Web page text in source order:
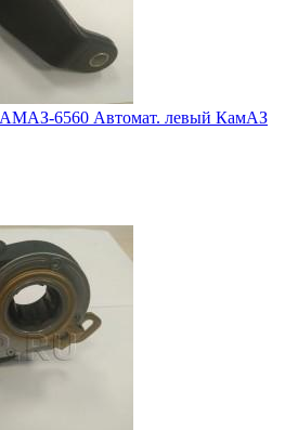
6560 Автомат. левый КамАЗ